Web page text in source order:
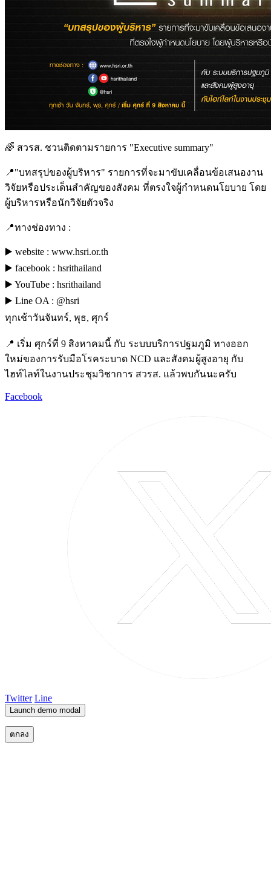
🌈 สวรส. ชวนติดตามรายการ "Executive summary"
📍"บทสรุปของผู้บริหาร" รายการที่จะมาขับเคลื่อนข้อเสนองาน
วิจัยหรือประเด็นสำคัญของสังคม ที่ตรงใจผู้กำหนดนโยบาย โดย
ผู้บริหารหรือนักวิจัยตัวจริง
📍ทางช่องทาง :
▶️ website : www.hsri.or.th
▶️ facebook : hsrithailand
▶️ YouTube : hsrithailand
▶️ Line OA : @hsri
ทุกเช้าวันจันทร์, พุธ, ศุกร์
📍 เริ่ม ศุกร์ที่ 9 สิงหาคมนี้ กับ ระบบบริการปฐมภูมิ ทางออก
ใหม่ของการรับมือโรคระบาด NCD และสังคมผู้สูงอายุ กับ
ไฮท์ไลท์ในงานประชุมวิชาการ สวรส. แล้วพบกันนะครับ
Facebook
Twitter Line
Launch demo modal
ตกลง